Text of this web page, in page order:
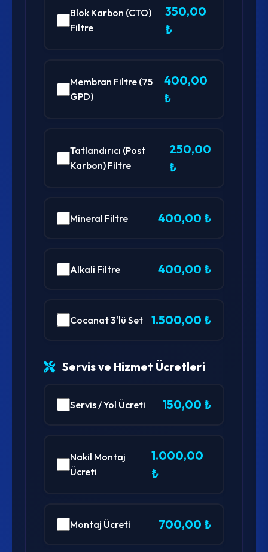
Blok Karbon (CTO)
Filtre
350,00
₺
Membran Filtre (75
GPD)
400,00
₺
Tatlandırıcı (Post
Karbon) Filtre
250,00
₺
Mineral Filtre 400,00 ₺
Alkali Filtre 400,00 ₺
Cocanat 3'lü Set 1.500,00 ₺
Servis ve Hizmet Ücretleri
Servis / Yol Ücreti 150,00 ₺
Nakil Montaj
Ücreti
1.000,00
₺
Montaj Ücreti 700,00 ₺